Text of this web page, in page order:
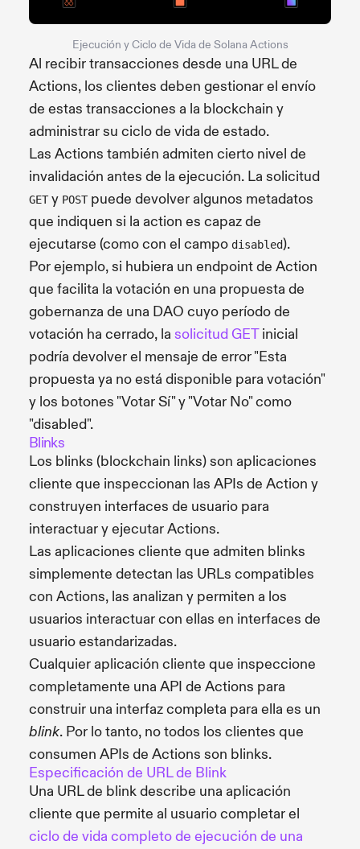
Ejecución y Ciclo de Vida de Solana Actions
Al recibir transacciones desde una URL de
Actions, los clientes deben gestionar el envío
de estas transacciones a la blockchain y
administrar su ciclo de vida de estado.
Las Actions también admiten cierto nivel de
invalidación antes de la ejecución. La solicitud
GETy POSTpuede devolver algunos metadatos
que indiquen si la action es capaz de
ejecutarse (como con el campo disabled).
Por ejemplo, si hubiera un endpoint de Action
que facilita la votación en una propuesta de
gobernanza de una DAO cuyo período de
votación ha cerrado, la solicitud GETinicial
podría devolver el mensaje de error "Esta
propuesta ya no está disponible para votación"
y los botones "Votar Sí" y "Votar No" como
"disabled".
Blinks
Los blinks (blockchain links) son aplicaciones
cliente que inspeccionan las APIs de Action y
construyen interfaces de usuario para
interactuar y ejecutar Actions.
Las aplicaciones cliente que admiten blinks
simplemente detectan las URLs compatibles
con Actions, las analizan y permiten a los
usuarios interactuar con ellas en interfaces de
usuario estandarizadas.
Cualquier aplicación cliente que inspeccione
completamente una API de Actions para
construir una interfaz completa para ella es un
blink. Por lo tanto, no todos los clientes que
consumen APIs de Actions son blinks.
Especificación de URL de Blink
Una URL de blink describe una aplicación
cliente que permite al usuario completar el
ciclo de vida completo de ejecución de una